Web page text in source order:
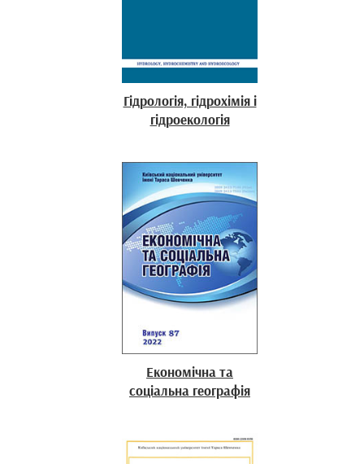
Гідрологія, гідрохімія і
гідроекологія
Економічна та
соціальна географія